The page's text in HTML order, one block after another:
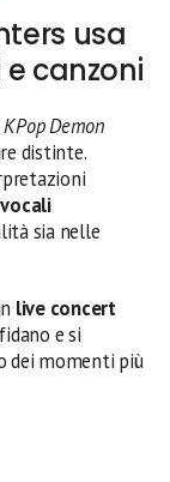
usa
canzoni
KPop Demon
distinte.
sia nelle
live concert
e si
dei momenti più